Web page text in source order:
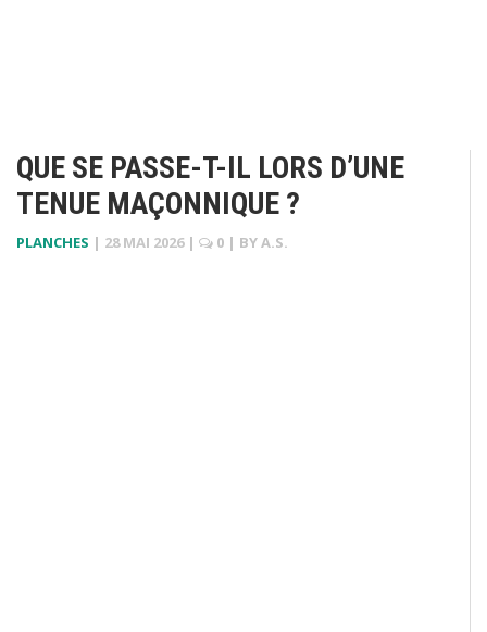
QUE SE PASSE-T-IL LORS D’UNE
TENUE MAÇONNIQUE ?
PLANCHES | 28 MAI 2026 | 0 | BYA.S.